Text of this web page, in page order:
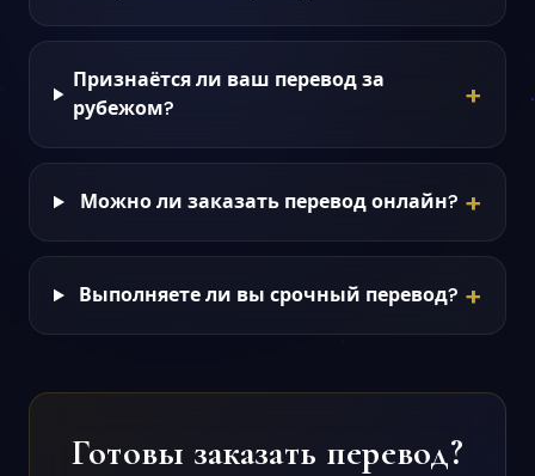
Признаётся ли ваш перевод за
рубежом?
+
Можно ли заказать перевод онлайн? +
Выполняете ли вы срочный перевод? +
Готовы заказать перевод?